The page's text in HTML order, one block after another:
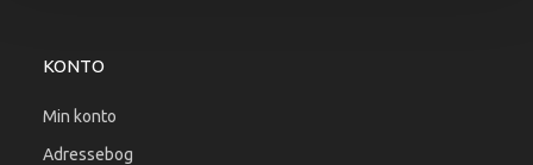
KONTO
Min konto
Adressebog